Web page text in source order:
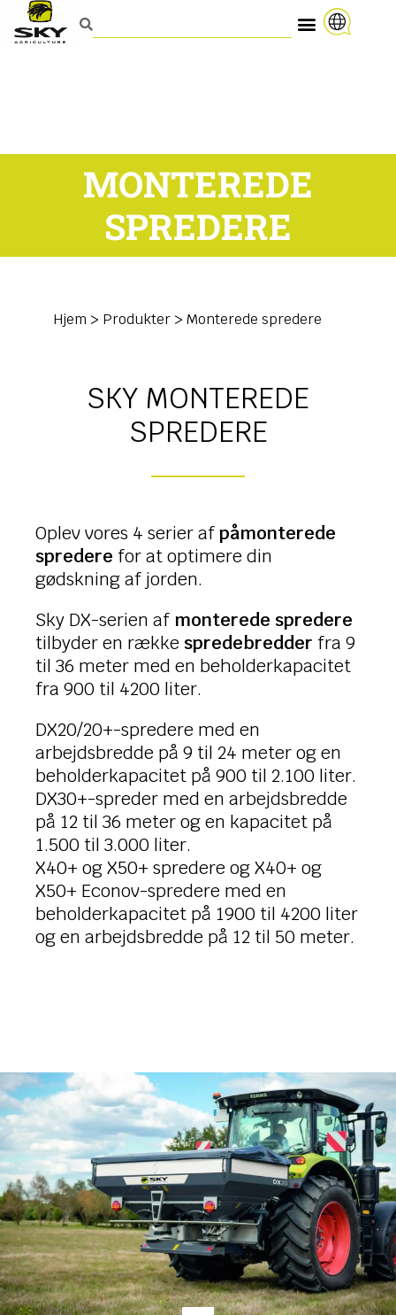
MONTEREDE
SPREDERE
Hjem > Produkter > Monterede spredere
SKY MONTEREDE
SPREDERE
Oplev vores 4 serier afpåmonterede
spredere for at optimere din
gødskning af jorden.
Sky DX-serien af monterede spredere
tilbyder en række spredebredder fra 9
til 36 meter med en beholderkapacitet
fra 900 til 4200 liter.
DX20/20+-spredere med en
arbejdsbredde på 9 til 24 meter og en
beholderkapacitet på 900 til 2.100 liter.
DX30+-spreder med en arbejdsbredde
på 12 til 36 meter og en kapacitet på
1.500 til 3.000 liter.
X40+ og X50+ spredere og X40+ og
X50+ Econov-spredere med en
beholderkapacitet på 1900 til 4200 liter
og en arbejdsbredde på 12 til 50 meter.